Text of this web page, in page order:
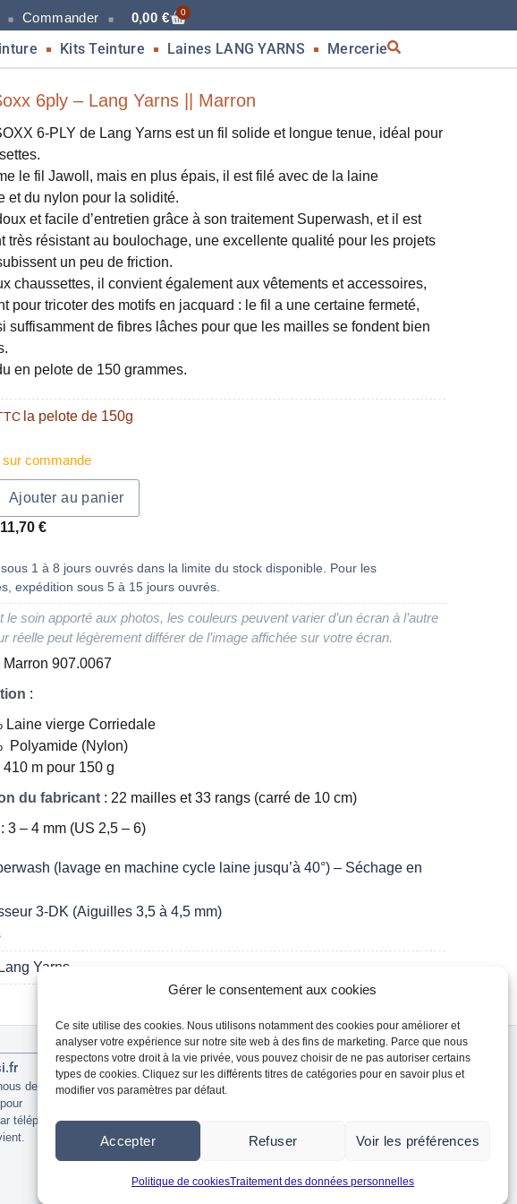
Gérer le consentement aux cookies
Ce site utilise des cookies. Nous utilisons notamment des cookies pour améliorer et
analyser votre expérience sur notre site web à des fins de marketing. Parce que nous
respectons votre droit à la vie privée, vous pouvez choisir de ne pas autoriser certains
types de cookies. Cliquez sur les différents titres de catégories pour en savoir plus et
modifier vos paramètres par défaut.
Accepter Refuser Voir les préférences
Politique de cookiesTraitement des données personnelles
Commander 0,00 € 0
Kits Teinture Laines LANG YARNS Mercerie
6ply – Lang Yarns || Marron
6-PLY de Lang Yarns est un fil solide et longue tenue, idéal pour
le fil Jawoll, mais en plus épais, il est filé avec de la laine
et du nylon pour la solidité.
et facile d’entretien grâce à son traitement Superwash, et il est
très résistant au boulochage, une excellente qualité pour les projets
un peu de friction.
chaussettes, il convient également aux vêtements et accessoires,
pour tricoter des motifs en jacquard : le fil a une certaine fermeté,
suffisamment de fibres lâches pour que les mailles se fondent bien
en pelote de 150 grammes.
la pelote de 150g
sur commande
Ajouter au panier
11,70 €
1 à 8 jours ouvrés dans la limite du stock disponible. Pour les
expédition sous 5 à 15 jours ouvrés.
le soin apporté aux photos, les couleurs peuvent varier d’un écran à l’autre
réelle peut légèrement différer de l’image affichée sur votre écran.
Marron 907.0067
:
Laine vierge Corriedale
Polyamide (Nylon)
410 m pour 150 g
du fabricant : 22 mailles et 33 rangs (carré de 10 cm)
: 3 – 4 mm (US 2,5 – 6)
(lavage en machine cycle laine jusqu’à 40°) – Séchage en
3-DK (Aiguilles 3,5 à 4,5 mm)
Yarns
de vive
téléphone à
Réseaux sociaux
Instagram
Facebook